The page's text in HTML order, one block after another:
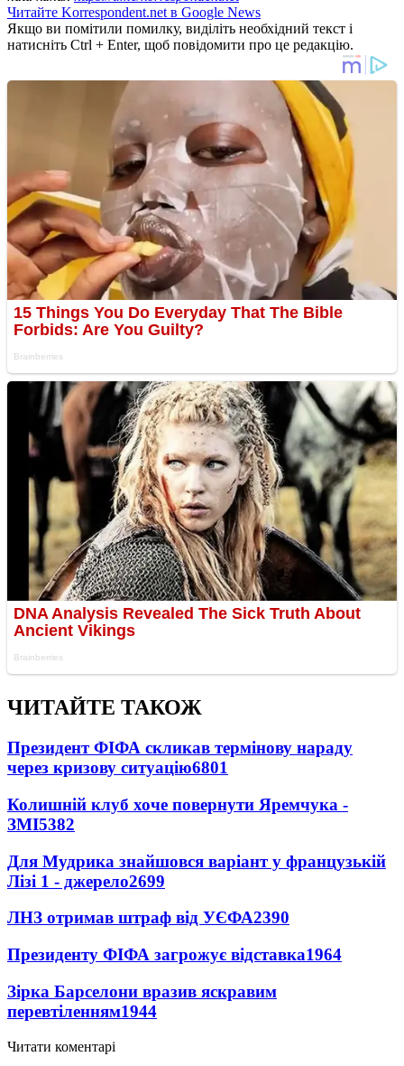
Читайте Korrespondent.net в Google News
Якщо ви помітили помилку, виділіть необхідний текст і
натисніть Ctrl + Enter, щоб повідомити про це редакцію.
ЧИТАЙТЕ ТАКОЖ
Президент ФІФА скликав термінову нараду
через кризову ситуацію6801
Колишній клуб хоче повернути Яремчука -
ЗМІ5382
Для Мудрика знайшовся варіант у французькій
Лізі 1 - джерело2699
ЛНЗ отримав штраф від УЄФА2390
Президенту ФІФА загрожує відставка1964
Зірка Барселони вразив яскравим
перевтіленням1944
Читати коментарі